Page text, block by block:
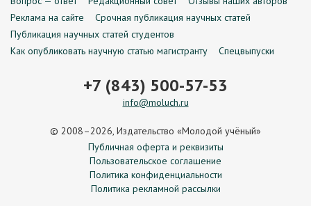
Реклама на сайте
Срочная публикация научных статей
Публикация научных статей студентов
Как опубликовать научную статью магистранту
Спецвыпуски
+7 (843) 500-57-53
info@moluch.ru
© 2008–2026, Издательство «Молодой учёный»
Публичная оферта и реквизиты
Пользовательское соглашение
Политика конфиденциальности
Политика рекламной рассылки